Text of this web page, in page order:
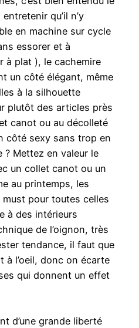
qu’il n’y
en machine sur cycle
essorer et à
à plat ), le cachemire
un côté élégant, même
à la silhouette
plutôt des articles près
canot ou au décolleté
côté sexy sans trop en
? Mettez en valeur le
un collet canot ou un
au printemps, les
pour toutes celles
à des intérieurs
de l’oignon, très
tendance, il faut que
à l’oeil, donc on écarte
qui donnent un effet
d’une grande liberté